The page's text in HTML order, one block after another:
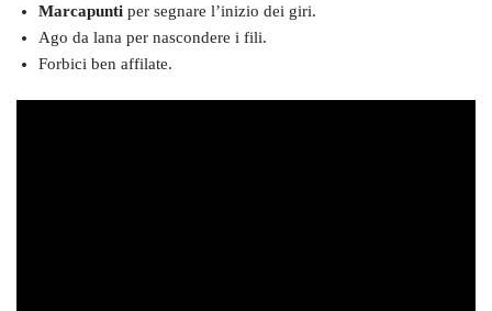
Marcapunti per segnare l’inizio dei giri.
Ago da lana per nascondere i fili.
Forbici ben affilate.